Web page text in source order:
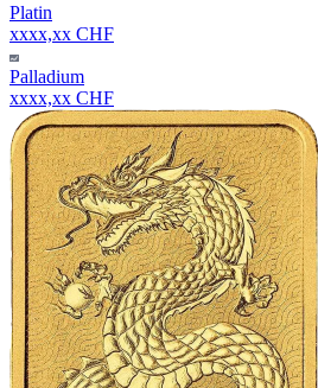
Platin
xxxx,xx CHF
Palladium
xxxx,xx CHF